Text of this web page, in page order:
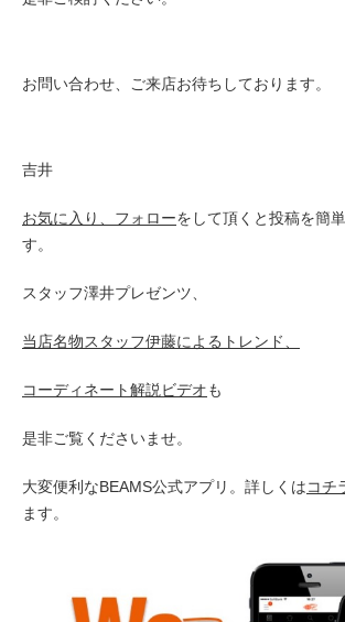
お問い合わせ、ご来店お待ちしております。
吉井
お気に入り、フォローをして頂くと投稿を簡
す。
スタッフ澤井プレゼンツ、
当店名物スタッフ伊藤による トレンド、
コーディネート解説ビデオも
是非ご覧くださいませ。
大変便利なBEAMS公式アプリ。詳しくはコチ
ます。